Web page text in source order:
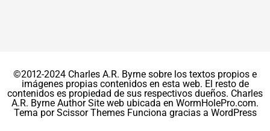
©2012-2024 Charles A.R. Byrne sobre los textos propios e
imágenes propias contenidos en esta web. El resto de
contenidos es propiedad de sus respectivos dueños. Charles
A.R. Byrne Author Site web ubicada en WormHolePro.com.
Tema porScissor ThemesFunciona gracias a WordPress